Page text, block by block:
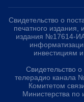
Свидетельство о
печатного издания,
издания №17614-
инвестициям
Свидетельство о
телерадио канала
Комитетом
Министерства по